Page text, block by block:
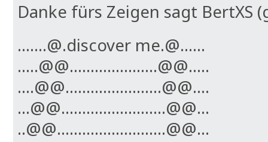
Danke fürs Zeigen sagt BertXS
.......@.discover me.@......
.....@@.....................@@.....
....@@.......................@@....
...@@.........................@@...
..@@..........................@@...